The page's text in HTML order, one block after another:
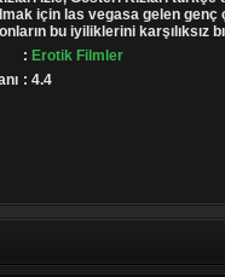
için las vegasa gelen genç
bu iyiliklerini karşılıksız
: Erotik Filmler
: 4.4